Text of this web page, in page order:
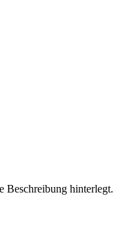
Beschreibung hinterlegt.